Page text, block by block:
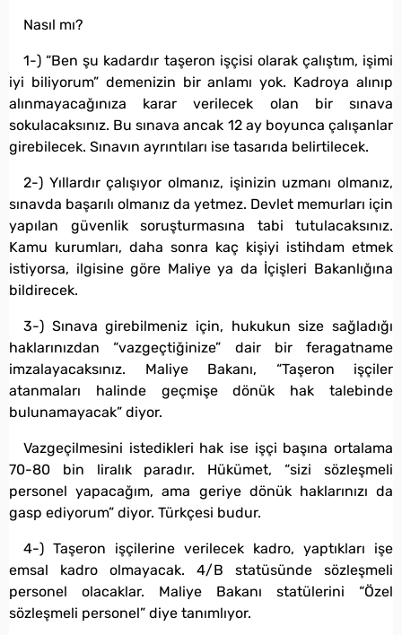
Nasıl mı?
1-) “Ben şu kadardır taşeron işçisi olarak çalıştım, işimi
iyi biliyorum” demenizin bir anlamı yok. Kadroya alınıp
alınmayacağınıza karar verilecek olan bir sınava
sokulacaksınız. Bu sınava ancak 12 ay boyunca çalışanlar
girebilecek. Sınavın ayrıntıları ise tasarıda belirtilecek.
2-) Yıllardır çalışıyor olmanız, işinizin uzmanı olmanız,
sınavda başarılı olmanız da yetmez. Devlet memurları için
yapılan güvenlik soruşturmasına tabi tutulacaksınız.
Kamu kurumları, daha sonra kaç kişiyi istihdam etmek
istiyorsa, ilgisine göre Maliye ya da İçişleri Bakanlığına
bildirecek.
3-) Sınava girebilmeniz için, hukukun size sağladığı
haklarınızdan “vazgeçtiğinize” dair bir feragatname
imzalayacaksınız. Maliye Bakanı, “Taşeron işçiler
atanmaları halinde geçmişe dönük hak talebinde
bulunamayacak” diyor.
Vazgeçilmesini istedikleri hak ise işçi başına ortalama
70-80 bin liralık paradır. Hükümet, “sizi sözleşmeli
personel yapacağım, ama geriye dönük haklarınızı da
gasp ediyorum” diyor. Türkçesi budur.
4-) Taşeron işçilerine verilecek kadro, yaptıkları işe
emsal kadro olmayacak. 4/B statüsünde sözleşmeli
personel olacaklar. Maliye Bakanı statülerini “Özel
sözleşmeli personel” diye tanımlıyor.